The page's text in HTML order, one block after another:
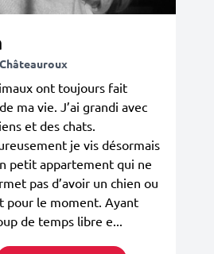
ont toujours fait
ma vie. J’ai grandi avec
et des chats.
je vis désormais
petit appartement qui ne
pas d’avoir un chien ou
pour le moment. Ayant
de temps libre e...